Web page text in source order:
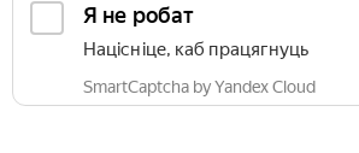
Я не робат
Націсніце, каб працягнуць
SmartCaptcha by Yandex Cloud